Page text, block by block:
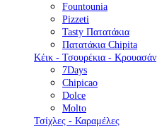
Fountounia
Pizzeti
Tasty Πατατάκια
Πατατάκια Chipita
Κέικ - Τσουρέκια - Κρουασάν
7Days
Chipicao
Dolce
Molto
Τσίχλες - Καραμέλες